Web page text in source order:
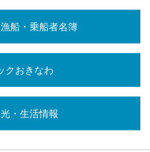
漁船・乗船者名簿
クおきなわ
・生活情報